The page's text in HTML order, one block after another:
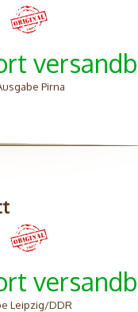
Pirna
Leipzig/DDR